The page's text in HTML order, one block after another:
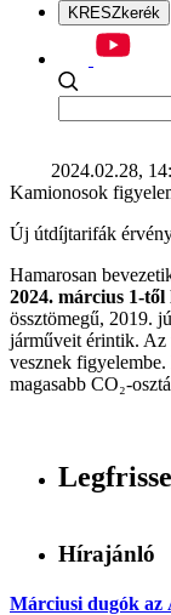
KRESZkerék
2024.02.28,
Kamionosok
Új útdíjtarifák
Hamarosan
2024. március 1-
össztömegű, 2019.
járműveit érintik. Az
vesznek
magasabb CO₂-
Hírajánló
Márciusi dugók az